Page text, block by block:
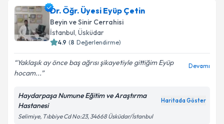
Prof. Dr. Zafer Orkun Toktaşiçin randevu takvimi
talebi oluşturun. Size bu uzmandan randevu almanız
için bir takvim hazırlandığında e-posta ile
bilgilendireceğiz.
E-posta Adresiniz
Kişisel verilerimin işlenmesine ilişkin
Metni'ni okudum ve kişisel verilerimin belirtilen
Dr. Öğr. Üyesi Eyüp Çetin
Beyin ve Sinir Cerrahisi
İstanbul, Üsküdar
4.9 (8 Değerlendirme)
Yaklaşık ay önce baş ağrısı şikayetiyle gittiğim Eyüp
hocam...
Devamı
Haydarpaşa Numune Eğitim ve Araştırma
Hastanesi
Haritada Göster
Selimiye, Tıbbiye Cd No:23, 34668 Üsküdar/İstanbul